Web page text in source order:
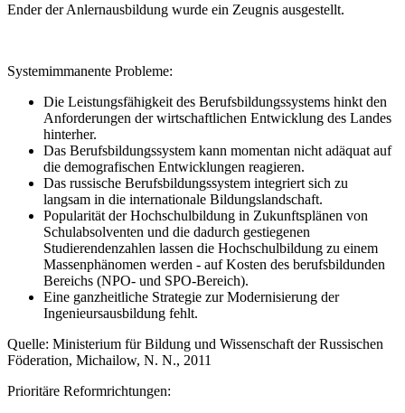
Ender der Anlernausbildung wurde ein Zeugnis ausgestellt.
Systemimmanente Probleme:
Die Leistungsfähigkeit des Berufsbildungssystems hinkt den
Anforderungen der wirtschaftlichen Entwicklung des Landes
hinterher.
Das Berufsbildungssystem kann momentan nicht adäquat auf
die demografischen Entwicklungen reagieren.
Das russische Berufsbildungssystem integriert sich zu
langsam in die internationale Bildungslandschaft.
Popularität der Hochschulbildung in Zukunftsplänen von
Schulabsolventen und die dadurch gestiegenen
Studierendenzahlen lassen die Hochschulbildung zu einem
Massenphänomen werden - auf Kosten des berufsbildunden
Bereichs (NPO- und SPO-Bereich).
Eine ganzheitliche Strategie zur Modernisierung der
Ingenieursausbildung fehlt.
Quelle: Ministerium für Bildung und Wissenschaft der Russischen
Föderation, Michailow, N. N., 2011
Prioritäre Reformrichtungen: